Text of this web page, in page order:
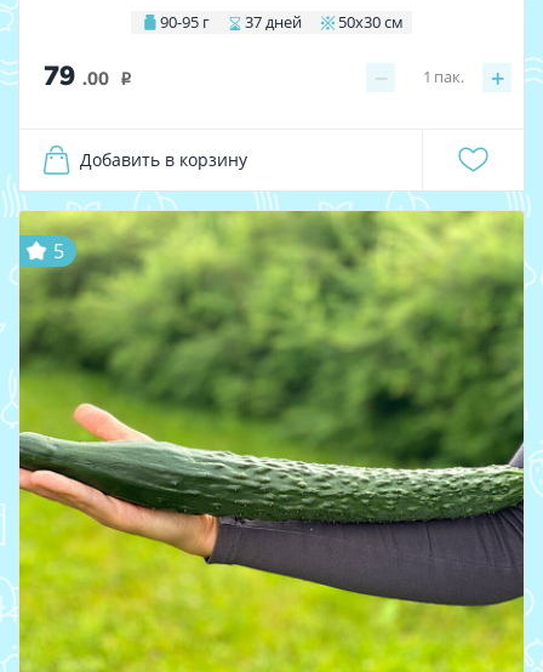
90-95 г 37 дней 50х30 см
79 .00 i − +
1 пак.
Добавить в корзину
5